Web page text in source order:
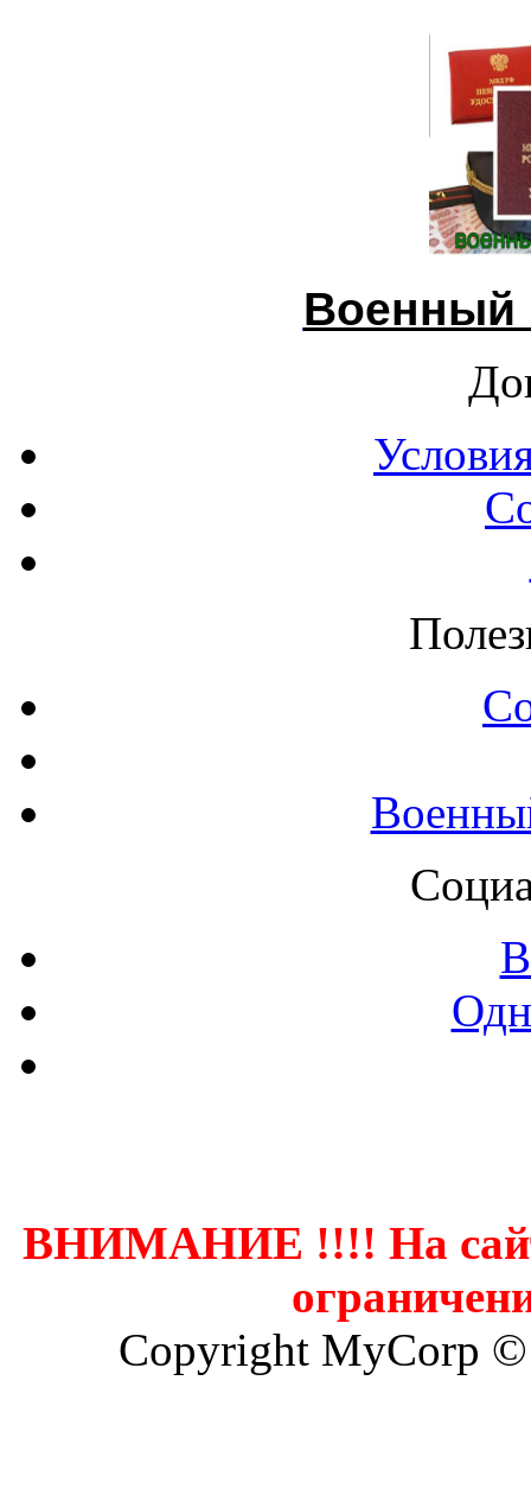
Военный
ВНИМАНИЕ !!!! На
Copyright MyCorp